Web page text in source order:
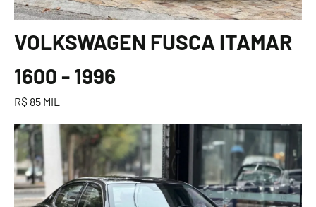
VOLKSWAGEN FUSCA ITAMAR
1600 - 1996
R$ 85 MIL